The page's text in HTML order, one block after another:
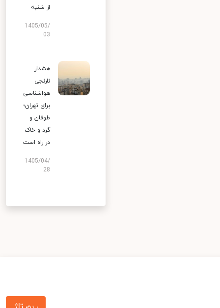
از شنبه
1405/05/
03
هشدار
نارنجی
هواشناسی
برای تهران؛
طوفان و
گرد و خاک
در راه است
1405/04/
28